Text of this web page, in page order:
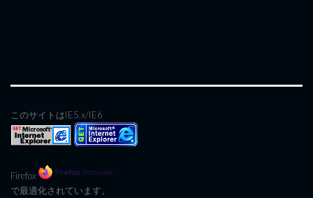
このサイトはIE5.x/IE6
Firefox
で最適化されています。